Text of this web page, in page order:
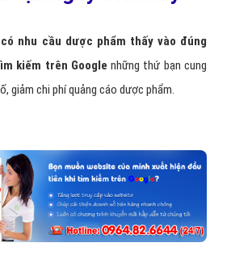
nhu cầu dược phẩm thấy vào đúng
kiếm trên Google những thứ bạn cung
giảm chi phí quảng cáo dược phẩm.